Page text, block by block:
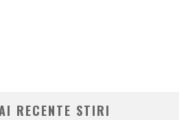
RECENTE STIRI